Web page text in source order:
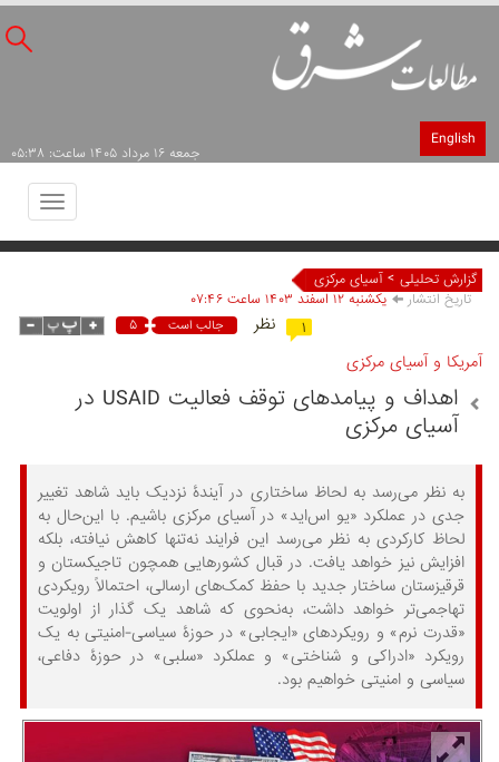
English
جمعه ۱۶ مرداد ۱۴۰۵ ساعت: ۰۵:۳۸
Toggle
گزارش تحلیلی > آسیای مرکزی
تاریخ انتشار
يکشنبه ۱۲ اسفند ۱۴۰۳ ساعت ۰۷:۴۶
جالب است ۵ ۱
نظر
آمریکا و آسیای مرکزی
اهداف و پیامدهای توقف فعالیت USAID در
آسیای مرکزی
به نظر می‌رسد به لحاظ ساختاری در آیندۀ نزدیک باید شاهد تغییر
جدی در عملکرد «یو اس‌اید» در آسیای مرکزی باشیم. با این‌حال به
لحاظ کارکردی به نظر می‌رسد این فرایند نه‌تنها کاهش نیافته، بلکه
افزایش نیز خواهد یافت. در قبال کشورهایی همچون تاجیکستان و
قرقیزستان ساختار جدید با حفظ کمک‌های ارسالی، احتمالاً رویکردی
تهاجمی‌تر خواهد داشت، به‌نحوی که شاهد یک گذار از اولویت
«قدرت نرم» و رویکردهای «ایجابی» در حوزۀ سیاسی-امنیتی به یک
رویکرد «ادراکی و شناختی» و عملکرد «سلبی» در حوزۀ دفاعی،
سیاسی و امنیتی خواهیم بود.